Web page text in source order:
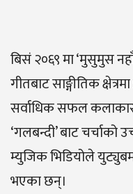
बिसं २०६९ मा ‘मुसुमुस
गीतबाट साङ्गीतिक
सर्वाधिक सफल
‘गलबन्दी’ बाट
म्युजिक भिडियोले
भएका छन्।